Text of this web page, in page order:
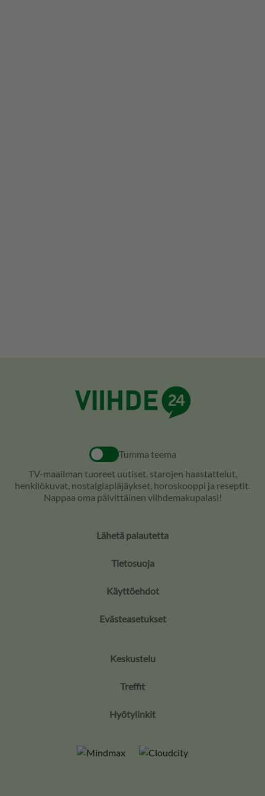
Tumma teema
TV-maailman tuoreet uutiset, starojen haastattelut,
henkilökuvat, nostalgiapläjäykset, horoskooppi ja reseptit.
Nappaa oma päivittäinen viihdemakupalasi!
Lähetä palautetta
Tietosuoja
Käyttöehdot
Evästeasetukset
Keskustelu
Treffit
Hyötylinkit